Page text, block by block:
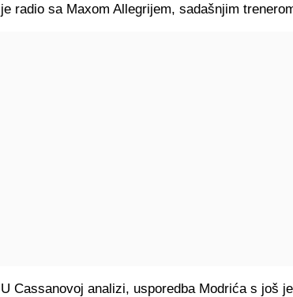
je radio sa Maxom Allegrijem, sadašnjim
U Cassanovoj analizi, usporedba Modrića s još